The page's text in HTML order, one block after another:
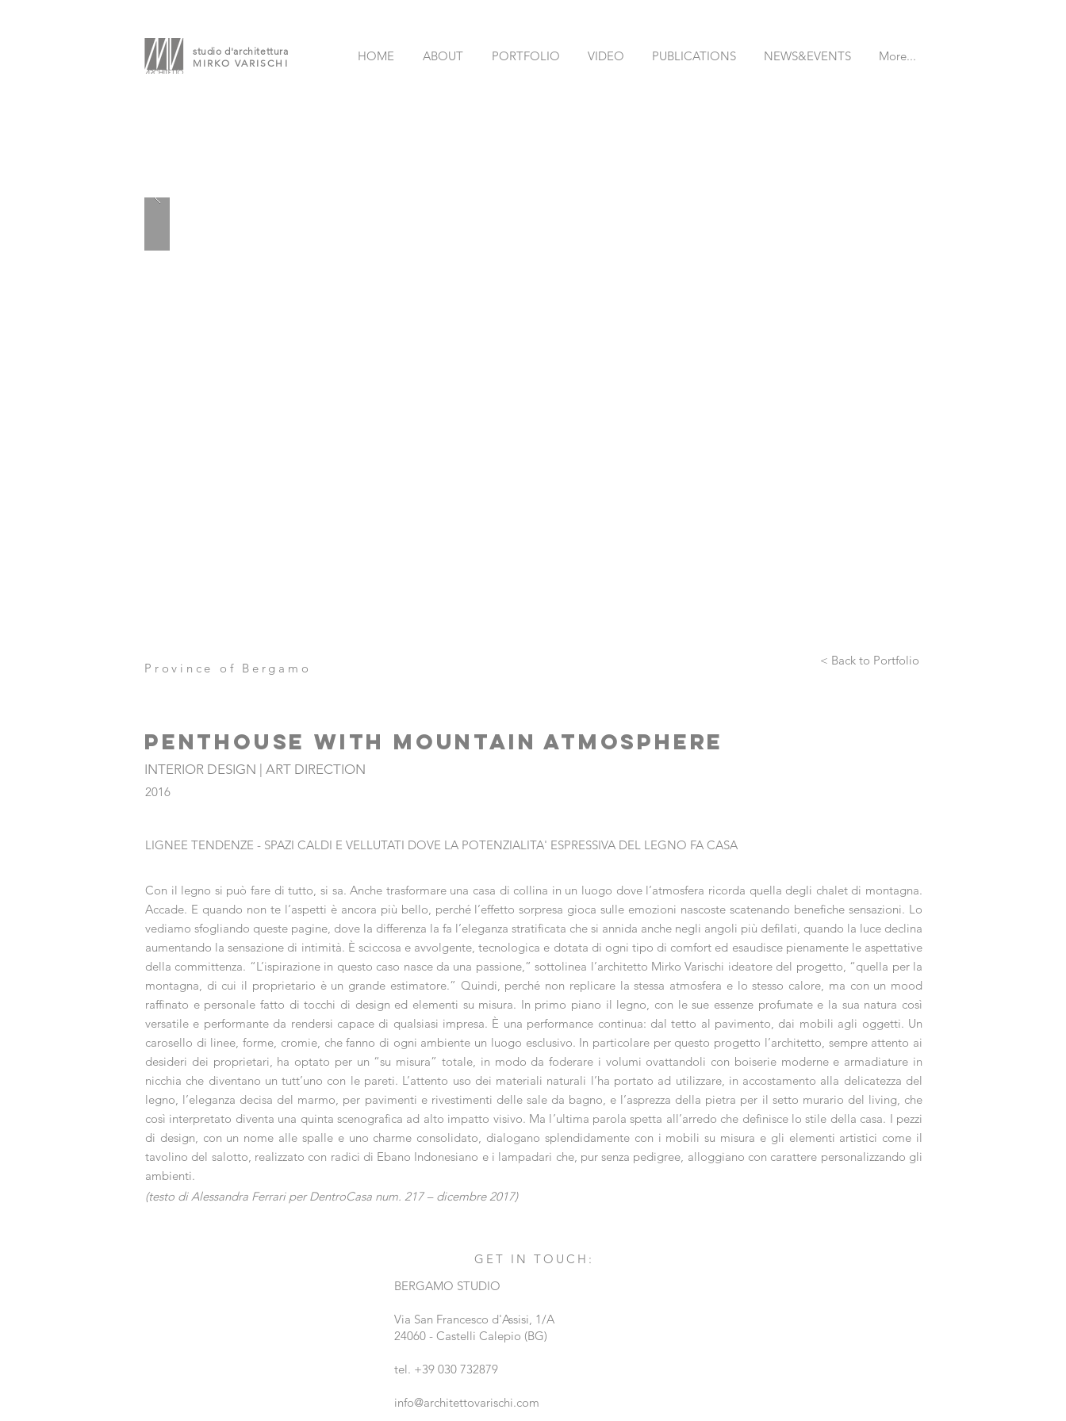
studio d'architettura
MIRKO VARISCHI
HOME ABOUT PORTFOLIO VIDEO PUBLICATIONS NEWS&EVENTS More...
Province of Bergamo
< Back to Portfolio
PENTHOUSE WITH MOUNTAIN ATMOSPHERE
INTERIOR DESIGN | ART DIRECTION
2016
LIGNEE TENDENZE - SPAZI CALDI E VELLUTATI DOVE LA POTENZIALITA' ESPRESSIVA DEL LEGNO FA CASA
Con il legno si può fare di tutto, si sa. Anche trasformare una casa di collina in un luogo dove l’atmosfera ricorda quella degli chalet di montagna.
Accade. E quando non te l’aspetti è ancora più bello, perché l’effetto sorpresa gioca sulle emozioni nascoste scatenando benefiche sensazioni. Lo
vediamo sfogliando queste pagine, dove la differenza la fa l’eleganza stratificata che si annida anche negli angoli più defilati, quando la luce declina
aumentando la sensazione di intimità. È sciccosa e avvolgente, tecnologica e dotata di ogni tipo di comfort ed esaudisce pienamente le aspettative
della committenza. “L’ispirazione in questo caso nasce da una passione,” sottolinea l’architetto Mirko Varischi ideatore del progetto, “quella per la
montagna, di cui il proprietario è un grande estimatore.” Quindi, perché non replicare la stessa atmosfera e lo stesso calore, ma con un mood
raffinato e personale fatto di tocchi di design ed elementi su misura. In primo piano il legno, con le sue essenze profumate e la sua natura così
versatile e performante da rendersi capace di qualsiasi impresa. È una performance continua: dal tetto al pavimento, dai mobili agli oggetti. Un
carosello di linee, forme, cromie, che fanno di ogni ambiente un luogo esclusivo. In particolare per questo progetto l’architetto, sempre attento ai
desideri dei proprietari, ha optato per un “su misura” totale, in modo da foderare i volumi ovattandoli con boiserie moderne e armadiature in
nicchia che diventano un tutt’uno con le pareti. L’attento uso dei materiali naturali l’ha portato ad utilizzare, in accostamento alla delicatezza del
legno, l’eleganza decisa del marmo, per pavimenti e rivestimenti delle sale da bagno, e l’asprezza della pietra per il setto murario del living, che
così interpretato diventa una quinta scenografica ad alto impatto visivo. Ma l’ultima parola spetta all’arredo che definisce lo stile della casa. I pezzi
di design, con un nome alle spalle e uno charme consolidato, dialogano splendidamente con i mobili su misura e gli elementi artistici come il
tavolino del salotto, realizzato con radici di Ebano Indonesiano e i lampadari che, pur senza pedigree, alloggiano con carattere personalizzando gli
ambienti.
(testo di Alessandra Ferrari per DentroCasa num. 217 – dicembre 2017)
GET IN TOUCH:
BERGAMO STUDIO
Via San Francesco d'Assisi, 1/A
24060 - Castelli Calepio (BG)
tel. +39 030 732879
info@architettovarischi.com